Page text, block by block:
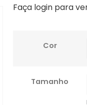
Faça login para
Cor
Tamanho